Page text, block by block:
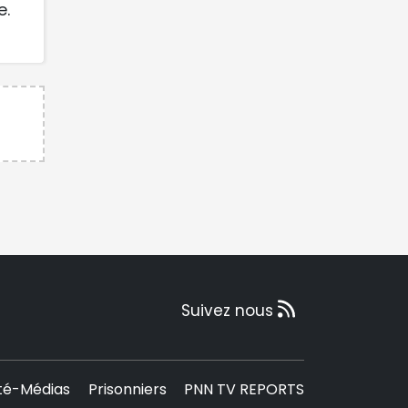
Suivez nous
Médias Prisonniers PNN TV REPORTS